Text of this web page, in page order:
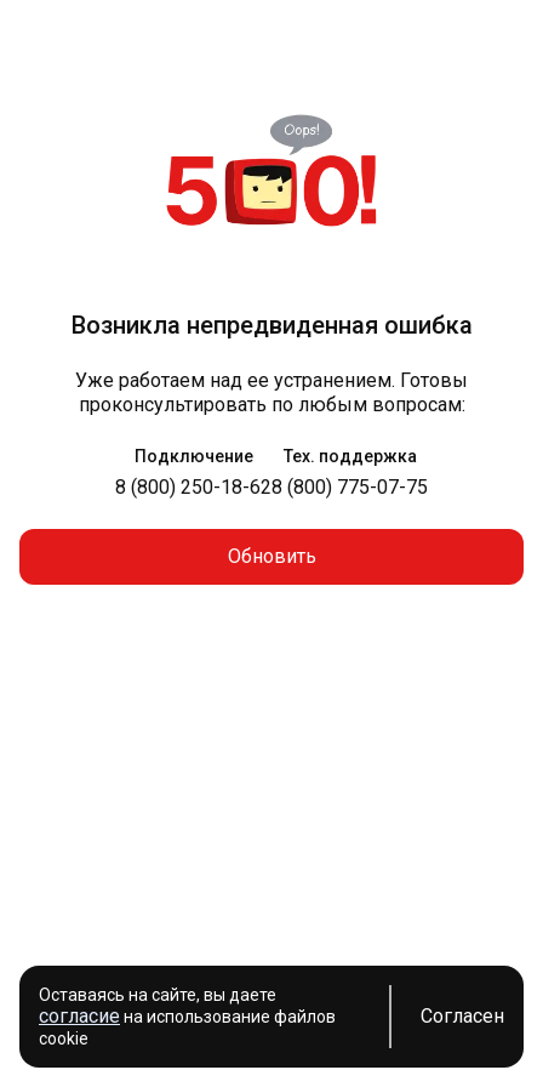
Возникла непредвиденная ошибка
Уже работаем над ее устранением. Готовы
проконсультировать по любым вопросам:
Подключение
8 (800) 250-18-62
Тех. поддержка
8 (800) 775-07-75
Обновить
Оставаясь на сайте, вы даете
согласиена использование файлов
cookie
Согласен